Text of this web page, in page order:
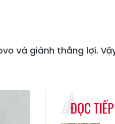
và giành thắng lợi.
ĐỌC TIẾP